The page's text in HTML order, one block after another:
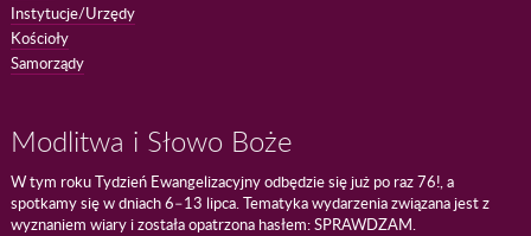
Instytucje/Urzędy
Kościoły
Samorządy
Modlitwa i Słowo Boże
W tym roku Tydzień Ewangelizacyjny odbędzie się już po raz 76!, a
spotkamy się w dniach 6–13 lipca. Tematyka wydarzenia związana jest z
wyznaniem wiary i została opatrzona hasłem: SPRAWDZAM.